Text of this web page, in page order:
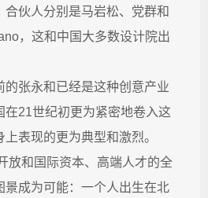
伙人分别是马岩松、党群和
，这和中国大多数设计院出
张永和已经是这种创意产业
21世纪初更为紧密地卷入这
表现的更为典型和激烈。
放和国际资本、高端人才的全
景成为可能：一个人出生在北